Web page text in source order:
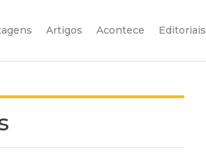
Artigos Acontece Editoriais